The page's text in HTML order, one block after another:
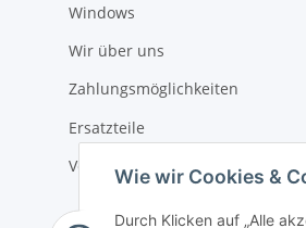
Wie wir Cookies &
Durch Klicken auf „Alle
Windows
Wir über uns
Zahlungsmöglichkeiten
Ersatzteile
Versandinformationen